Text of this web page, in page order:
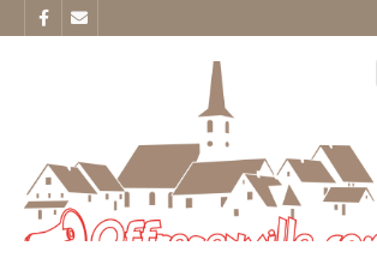
5788, 14 8278, 5788, 14